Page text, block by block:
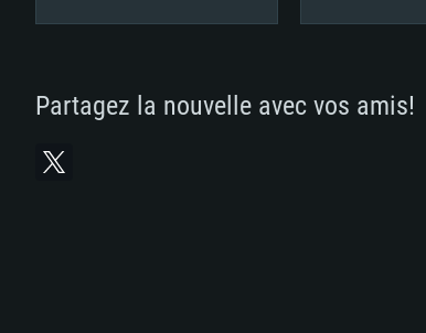
Partagez la nouvelle avec vos amis!